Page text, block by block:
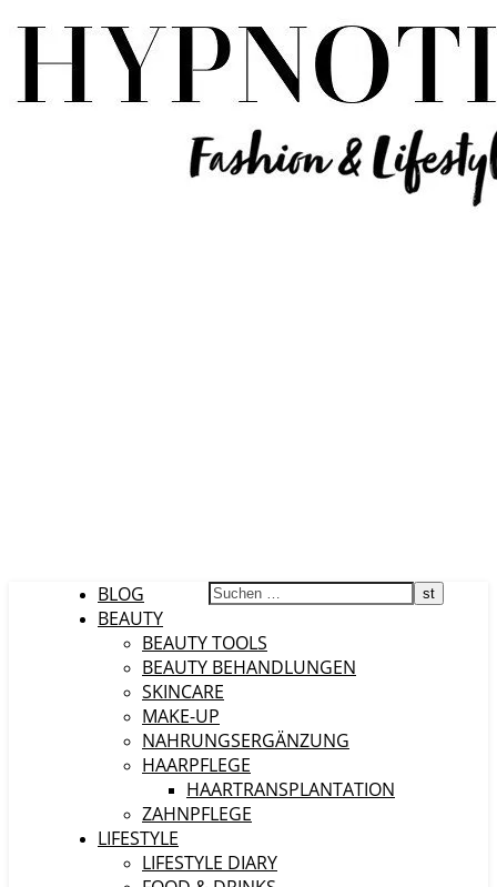
BLOG
BEAUTY
BEAUTY TOOLS
BEAUTY BEHANDLUNGEN
SKINCARE
MAKE-UP
NAHRUNGSERGÄNZUNG
HAARPFLEGE
HAARTRANSPLANTATION
ZAHNPFLEGE
LIFESTYLE
LIFESTYLE DIARY